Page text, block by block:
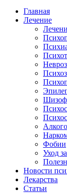
Главная
Лечение
Невроз
Психоз
Фобии
Уход
Новости
Лекарства
Статьи